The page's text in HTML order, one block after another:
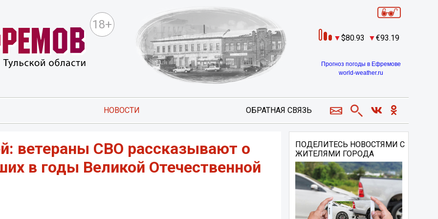
18+
80.93 93.19
Прогноз погоды в Ефремове
world-weather.ru
НОВОСТИ ОБРАТНАЯ СВЯЗЬ
ветераны СВО рассказывают о
в годы Великой Отечественной
ПОДЕЛИТЕСЬ НОВОСТЯМИ С
ЖИТЕЛЯМИ ГОРОДА